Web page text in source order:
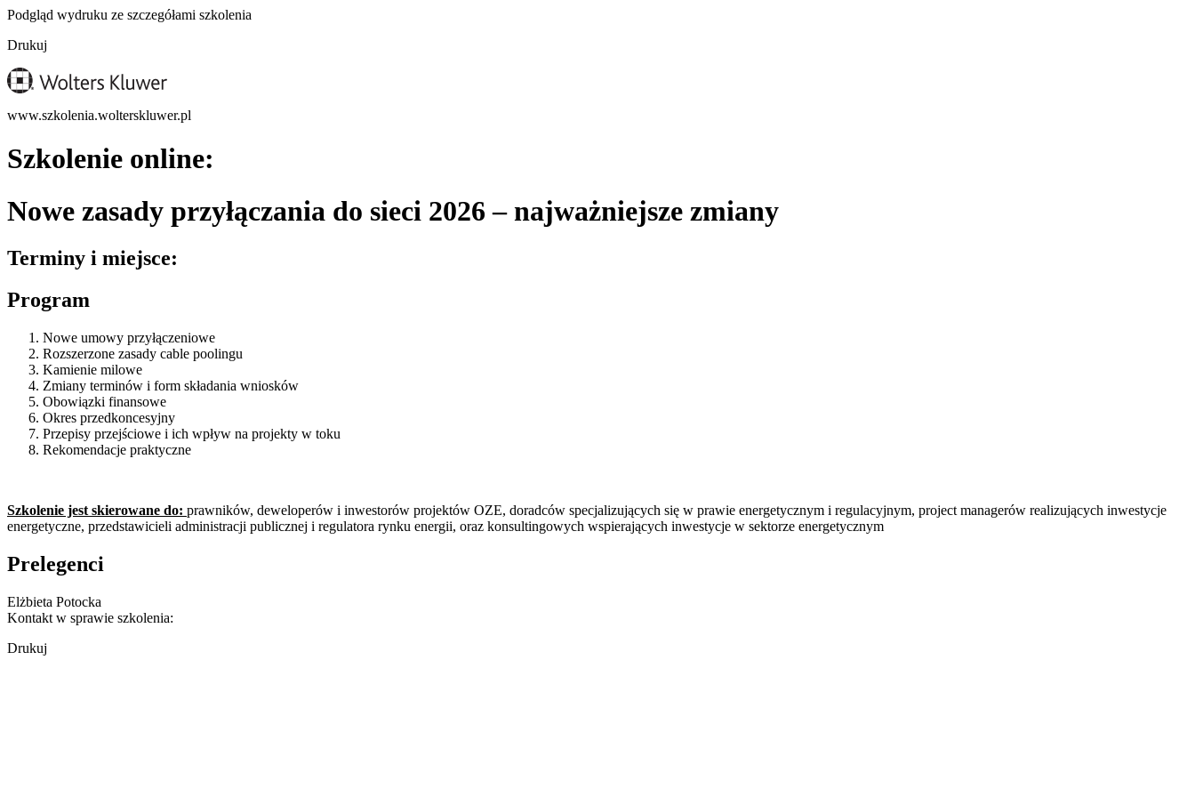
Podgląd wydruku ze szczegółami szkolenia
Drukuj
www.szkolenia.wolterskluwer.pl
Szkolenie online:
Nowe zasady przyłączania do sieci 2026 – najważniejsze zmiany
Terminy i miejsce:
Program
Nowe umowy przyłączeniowe
Rozszerzone zasady cable poolingu
Kamienie milowe
Zmiany terminów i form składania wniosków
Obowiązki finansowe
Okres przedkoncesyjny
Przepisy przejściowe i ich wpływ na projekty w toku
Rekomendacje praktyczne
Szkolenie jest skierowane do: prawników, deweloperów i inwestorów projektów OZE, doradców specjalizujących się w prawie energetycznym i regulacyjnym, project managerów realizujących inwestycje
energetyczne, przedstawicieli administracji publicznej i regulatora rynku energii, oraz konsultingowych wspierających inwestycje w sektorze energetycznym
Prelegenci
Elżbieta Potocka
Kontakt w sprawie szkolenia:
Drukuj